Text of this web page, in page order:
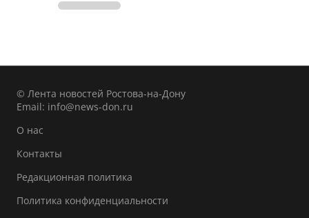
© Лента новостей Ростова-на-Дону
Email: info@news-don.ru
О нас
Контакты
Редакционная политика
Политика конфиденциальности